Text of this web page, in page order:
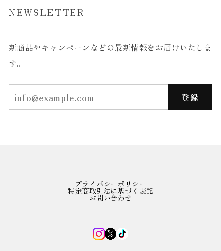
NEWSLETTER
新商品やキャンペーンなどの最新情報をお届けいたしま
す。
登録
プライバシーポリシー
特定商取引法に基づく表記
お問い合わせ